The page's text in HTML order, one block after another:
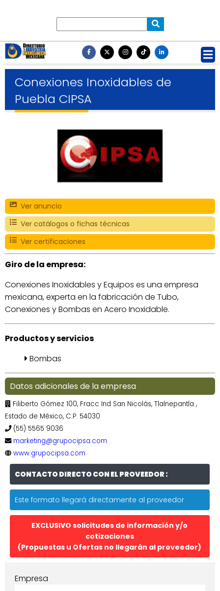
Conexiones Inoxidables de
Puebla CIPSA
Ver anuncio
Ver catálogos o fichas técnicas
Ver certificaciones
Giro de la empresa:
Conexiones Inoxidables y Equipos es una empresa
mexicana, experta en la fabricación de Tubo,
Conexiones y Bombas en Acero Inoxidable.
Productos y servicios
Bombas
Datos adicionales de la empresa
Filiberto Gómez 100, Fracc Ind San Nicolás, Tlalnepantla ,
Estado de México, C.P. 54030
(55) 5565 9036
marketing@grupocipsa.com
www.grupocipsa.com
CONTACTO DIRECTO CON EL PROVEEDOR :
Este formato llegará directamente al proveedor
EXCLUSIVO solicitudes de información y/o
cotizaciones
(Propuestas u Ofertas no llegarán al proveedor)
Empresa